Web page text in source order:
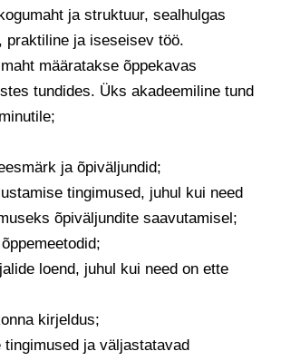
ja struktuur, sealhulgas
praktiline ja iseseisev töö.
määratakse õppekavas
tundides. Üks akadeemiline tund
ja õpiväljundid;
tingimused, juhul kui need
õpiväljundite saavutamisel;
loend, juhul kui need on ette
kirjeldus;
tingimused ja väljastatavad